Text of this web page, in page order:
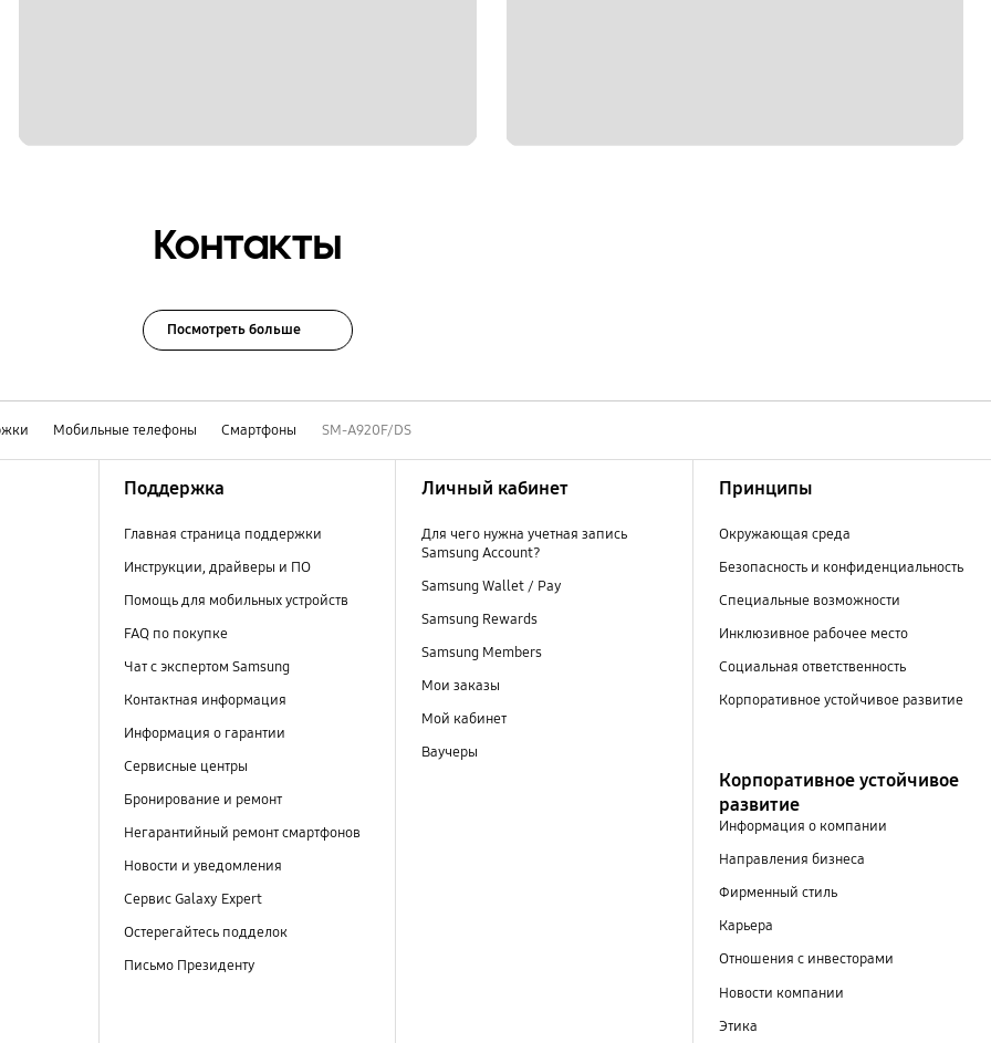
Контакты
Посмотреть больше
Мобильные телефоны Смартфоны SM-A920F/DS
Поддержка
Главная страница поддержки
Инструкции, драйверы и ПО
Помощь для мобильных устройств
FAQ по покупке
Чат с экспертом Samsung
Контактная информация
Информация о гарантии
Сервисные центры
Бронирование и ремонт
Негарантийный ремонт смартфонов
Новости и уведомления
Сервис Galaxy Expert
Остерегайтесь подделок
Письмо Президенту
Личный кабинет
Для чего нужна учетная запись
Samsung Account?
Samsung Wallet / Pay
Samsung Rewards
Samsung Members
Мои заказы
Мой кабинет
Ваучеры
Принципы
Окружающая среда
Безопасность и конфиденциальность
Специальные возможности
Инклюзивное рабочее место
Социальная ответственность
Корпоративное устойчивое развитие
Корпоративное устойчивое
развитие
Информация о компании
Направления бизнеса
Фирменный стиль
Карьера
Отношения с инвесторами
Новости компании
Этика